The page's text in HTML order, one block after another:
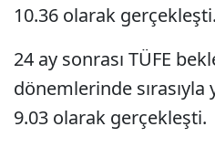
10.36 olarak gerçekleşti.
24 ay sonrası TÜFE
dönemlerinde sırasıyla
9.03 olarak gerçekleşti.